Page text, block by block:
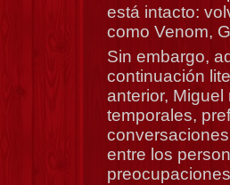
está intacto:
como Venom,
Sin embargo,
continuación
anterior,
temporales,
entre los